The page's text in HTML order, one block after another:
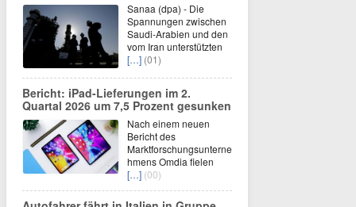
Sanaa (dpa) - Die
Spannungen zwischen
Saudi-Arabien und den
vom Iran unterstützten
[…] (01)
Bericht: iPad-Lieferungen im 2.
Quartal 2026 um 7,5 Prozent gesunken
Nach einem neuen
Bericht des
Marktforschungsunterne
hmens Omdia fielen
[…] (00)